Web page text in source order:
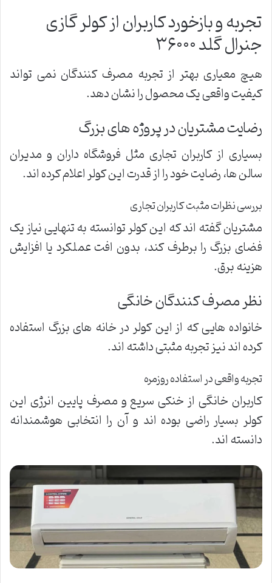
تجربه و بازخورد کاربران از کولر گازی
جنرال گلد ۳۶۰۰۰
هیچ معیاری بهتر از تجربه مصرف کنندگان نمی تواند
کیفیت واقعی یک محصول را نشان دهد.
رضایت مشتریان در پروژه های بزرگ
بسیاری از کاربران تجاری مثل فروشگاه داران و مدیران
سالن ها، رضایت خود را از قدرت این کولر اعلام کرده اند.
بررسی نظرات مثبت کاربران تجاری
مشتریان گفته اند که این کولر توانسته به تنهایی نیاز یک
فضای بزرگ را برطرف کند، بدون افت عملکرد یا افزایش
هزینه برق.
نظر مصرف کنندگان خانگی
خانواده هایی که از این کولر در خانه های بزرگ استفاده
کرده اند نیز تجربه مثبتی داشته اند.
تجربه واقعی در استفاده روزمره
کاربران خانگی از خنکی سریع و مصرف پایین انرژی این
کولر بسیار راضی بوده اند و آن را انتخابی هوشمندانه
دانسته اند.